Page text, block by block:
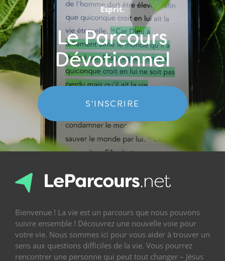
Esprit.
Le Parcours
Dévotionnel
S'INSCRIRE
Bienvenue ! La vie est un parcours que nous pouvons
suivre ensemble ! Découvrez une nouvelle voie pour
votre vie. Nous sommes ici pour vous aider à trouver un
sens aux questions difficiles de la vie. Vous pourrez
rencontrer une personne qui peut tout changer – Jésus